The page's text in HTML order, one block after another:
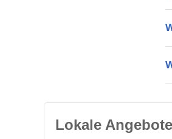
Lokale